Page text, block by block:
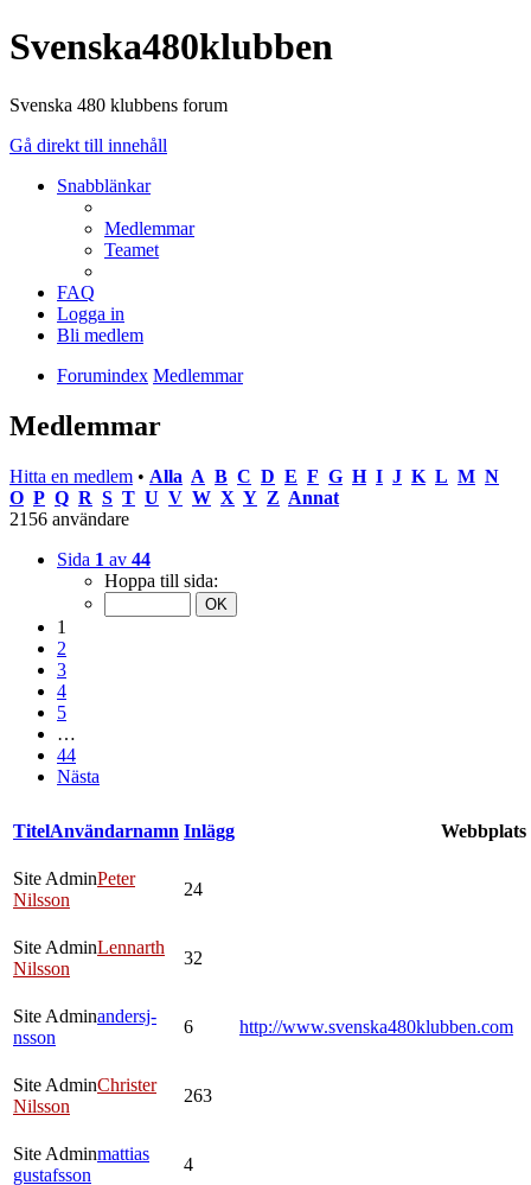
Svenska480klubben
Svenska 480 klubbens forum
Gå direkt till innehåll
Snabblänkar
Medlemmar
Teamet
FAQ
Logga in
Bli medlem
Forumindex Medlemmar
Medlemmar
Hitta en medlem • Alla A B C D E F G H I J K L M N
O P Q R S T U V W X Y Z Annat
2156 användare
Sida 1 av 44
Hoppa till sida:
1
2
3
4
5
…
44
Nästa
TitelAnvändarnamn Inlägg Webbplats
Site AdminPeter
Nilsson
24
Site AdminLennarth
Nilsson
32
Site Adminandersj-
nsson
6 http://www.svenska480klubben.com
Site AdminChrister
Nilsson
263
Site Adminmattias
gustafsson
4